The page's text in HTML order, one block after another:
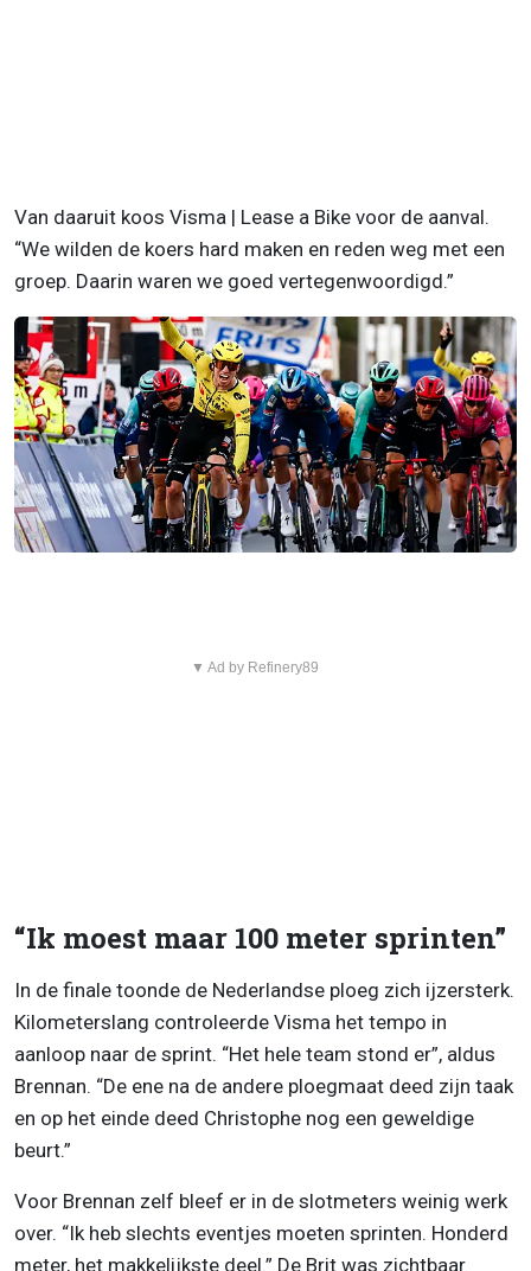
Van daaruit koos Visma | Lease a Bike voor de aanval.
“We wilden de koers hard maken en reden weg met een
groep. Daarin waren we goed vertegenwoordigd.”
▼ Ad by Refinery89
“Ik moest maar 100 meter sprinten”
In de finale toonde de Nederlandse ploeg zich ijzersterk.
Kilometerslang controleerde Visma het tempo in
aanloop naar de sprint. “Het hele team stond er”, aldus
Brennan. “De ene na de andere ploegmaat deed zijn taak
en op het einde deed Christophe nog een geweldige
beurt.”
Voor Brennan zelf bleef er in de slotmeters weinig werk
over. “Ik heb slechts eventjes moeten sprinten. Honderd
meter, het makkelijkste deel.” De Brit was zichtbaar